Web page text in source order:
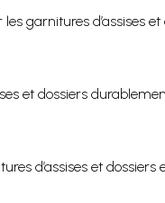
garnitures d’assises et
et dossiers
d’assises et dossiers